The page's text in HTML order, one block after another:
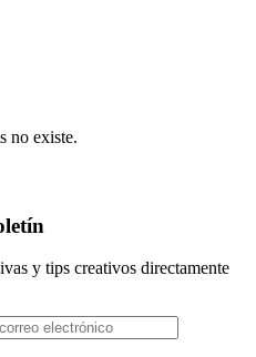
no existe.
y tips creativos directamente